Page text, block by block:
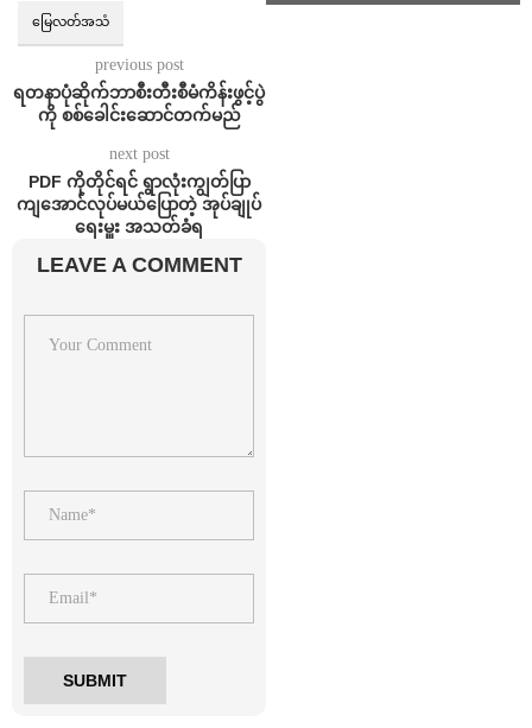
မြေလတ်အသံ
previous post
ရတနာပုံဆိုက်ဘာစီးတီးစီမံကိန်းဖွင့်ပွဲ
ကို စစ်ခေါင်းဆောင်တက်မည်
next post
PDF ကိုတိုင်ရင် ရွာလုံးကျွတ်ပြာ
ကျအောင်လုပ်မယ်ပြောတဲ့ အုပ်ချုပ်
ရေးမှူး အသတ်ခံရ
LEAVE A COMMENT